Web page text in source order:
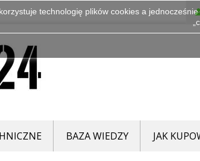
BAZA WIEDZY JAK
technologię plików cookies a